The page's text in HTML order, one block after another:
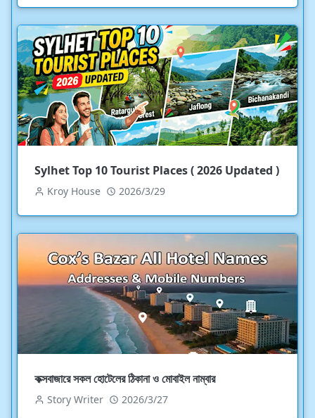
Sylhet Top 10 Tourist Places ( 2026 Updated )
Kroy House 2026/3/29
কক্সবাজারে সকল হোটেলের ঠিকানা ও মোবাইল নাম্বার
Story Writer 2026/3/27